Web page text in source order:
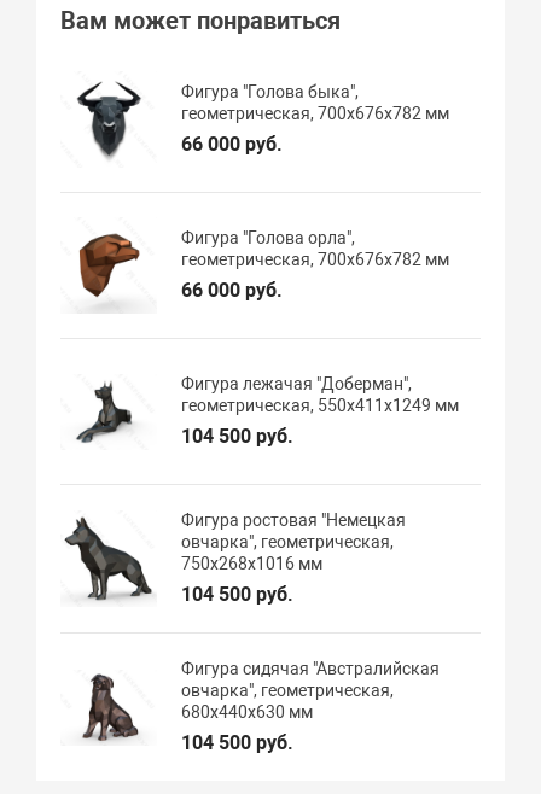
Вам может понравиться
Фигура "Голова быка",
геометрическая, 700х676х782 мм
66 000 руб.
Фигура "Голова орла",
геометрическая, 700х676х782 мм
66 000 руб.
Фигура лежачая "Доберман",
геометрическая, 550х411х1249 мм
104 500 руб.
Фигура ростовая "Немецкая
овчарка", геометрическая,
750х268х1016 мм
104 500 руб.
Фигура сидячая "Австралийская
овчарка", геометрическая,
680х440х630 мм
104 500 руб.